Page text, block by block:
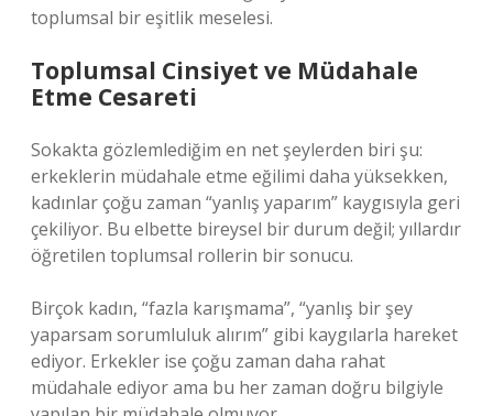
toplumsal bir eşitlik meselesi.
Toplumsal Cinsiyet ve Müdahale
Etme Cesareti
Sokakta gözlemlediğim en net şeylerden biri şu:
erkeklerin müdahale etme eğilimi daha yüksekken,
kadınlar çoğu zaman “yanlış yaparım” kaygısıyla geri
çekiliyor. Bu elbette bireysel bir durum değil; yıllardır
öğretilen toplumsal rollerin bir sonucu.
Birçok kadın, “fazla karışmama”, “yanlış bir şey
yaparsam sorumluluk alırım” gibi kaygılarla hareket
ediyor. Erkekler ise çoğu zaman daha rahat
müdahale ediyor ama bu her zaman doğru bilgiyle